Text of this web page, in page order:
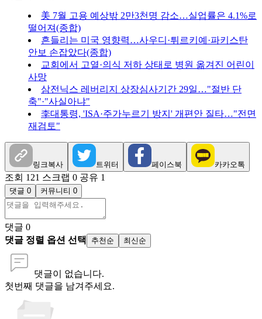
美 7월 고용 예상밖 2만3천명 감소…실업률은 4.1%로
떨어져(종합)
흔들리는 미국 영향력…사우디·튀르키예·파키스탄
안보 손잡았다(종합)
교회에서 고열·의식 저하 상태로 병원 옮겨진 어린이
사망
삼전닉스 레버리지 상장심사기간 29일…"절반 단
축"·"사실아냐"
李대통령, 'ISA·주가누르기 방지' 개편안 질타…"전면
재검토"
링크복사 트위터 페이스북 카카오톡
조회 121 스크랩 0 공유 1
댓글 0 커뮤니티 0
댓글 0
댓글 정렬 옵션 선택
추천순 최신순
댓글이 없습니다.
첫번째 댓글을 남겨주세요.